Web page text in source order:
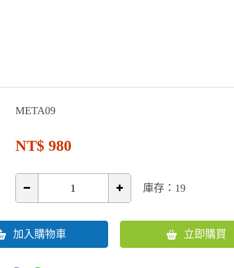
META09
980
庫存：19
加入購物車 立即購買